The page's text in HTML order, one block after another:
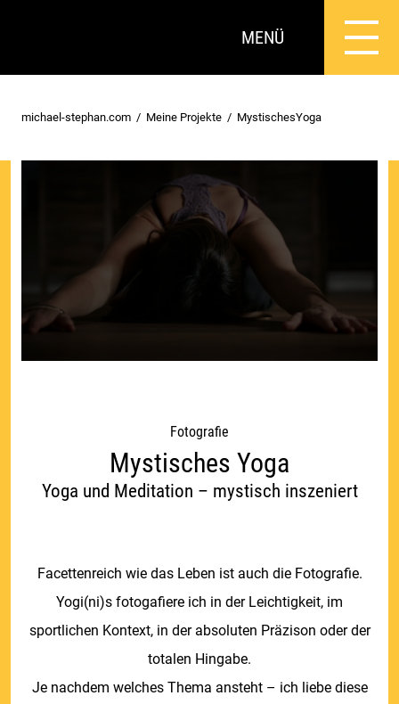
MENÜ
michael-stephan.com Meine Projekte MystischesYoga
Fotografie
Mystisches Yoga
Yoga und Meditation – mystisch inszeniert
Facettenreich wie das Leben ist auch die Fotografie.
Yogi(ni)s fotogafiere ich in der Leichtigkeit, im
sportlichen Kontext, in der absoluten Präzison oder der
totalen Hingabe.
Je nachdem welches Thema ansteht – ich liebe diese